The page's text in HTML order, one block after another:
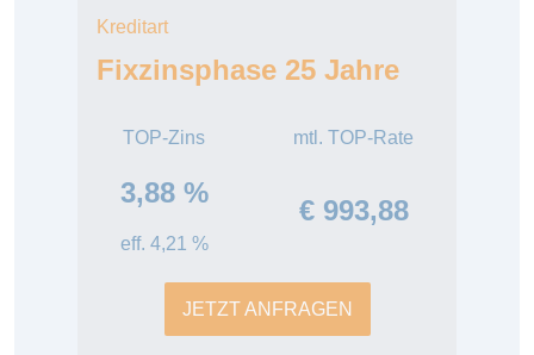
Kreditart
Fixzinsphase 25 Jahre
TOP-Zins
3,88 %
eff. 4,21 %
mtl. TOP-Rate
€ 993,88
JETZT ANFRAGEN